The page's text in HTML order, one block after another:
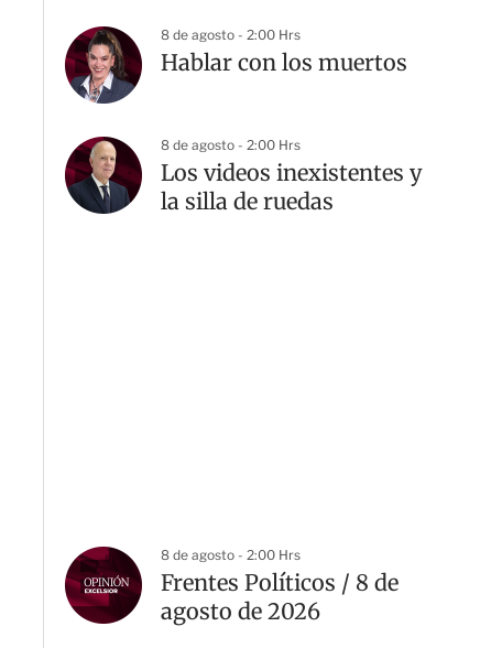
8 de agosto - 2:00 Hrs
Hablar con los muertos
8 de agosto - 2:00 Hrs
Los videos inexistentes y
la silla de ruedas
8 de agosto - 2:00 Hrs
Frentes Políticos / 8 de
agosto de 2026